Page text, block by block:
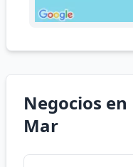
Negocios
Mar